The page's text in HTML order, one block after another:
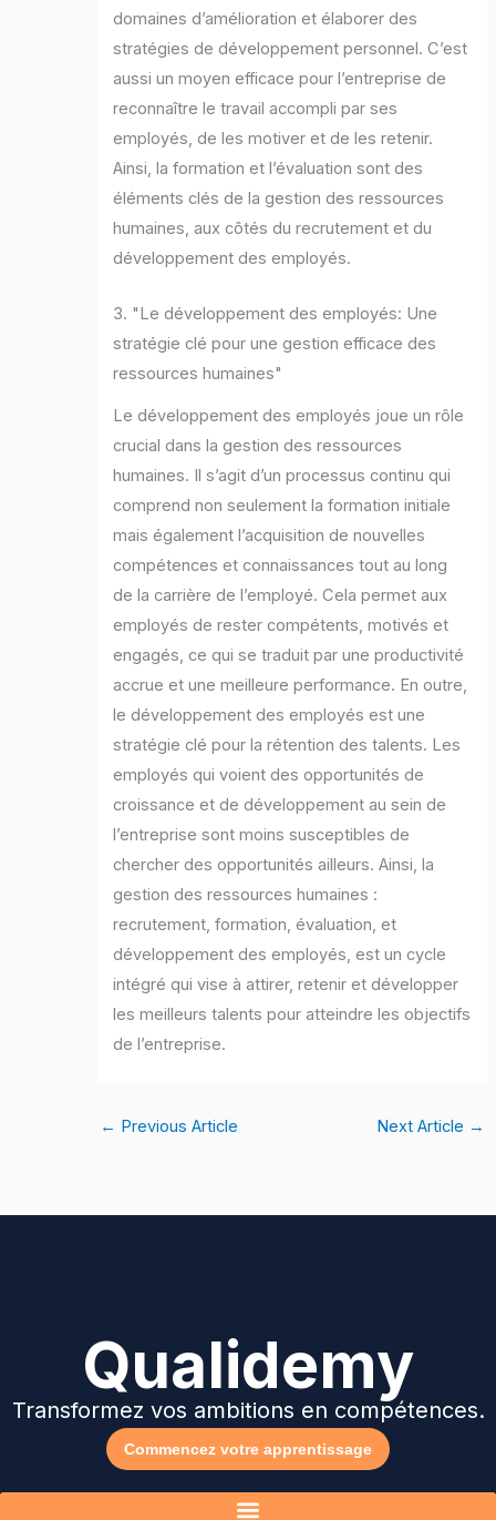
domaines d’amélioration et élaborer des
stratégies de développement personnel. C’est
aussi un moyen efficace pour l’entreprise de
reconnaître le travail accompli par ses
employés, de les motiver et de les retenir.
Ainsi, la formation et l’évaluation sont des
éléments clés de la gestion des ressources
humaines, aux côtés du recrutement et du
développement des employés.
3. "Le développement des employés: Une
stratégie clé pour une gestion efficace des
ressources humaines"
Le développement des employés joue un rôle
crucial dans la gestion des ressources
humaines. Il s’agit d’un processus continu qui
comprend non seulement la formation initiale
mais également l’acquisition de nouvelles
compétences et connaissances tout au long
de la carrière de l’employé. Cela permet aux
employés de rester compétents, motivés et
engagés, ce qui se traduit par une productivité
accrue et une meilleure performance. En outre,
le développement des employés est une
stratégie clé pour la rétention des talents. Les
employés qui voient des opportunités de
croissance et de développement au sein de
l’entreprise sont moins susceptibles de
chercher des opportunités ailleurs. Ainsi, la
gestion des ressources humaines :
recrutement, formation, évaluation, et
développement des employés, est un cycle
intégré qui vise à attirer, retenir et développer
les meilleurs talents pour atteindre les objectifs
de l’entreprise.
← Previous Article Next Article →
Qualidemy
Transformez vos ambitions en compétences.
Commencez votre apprentissage